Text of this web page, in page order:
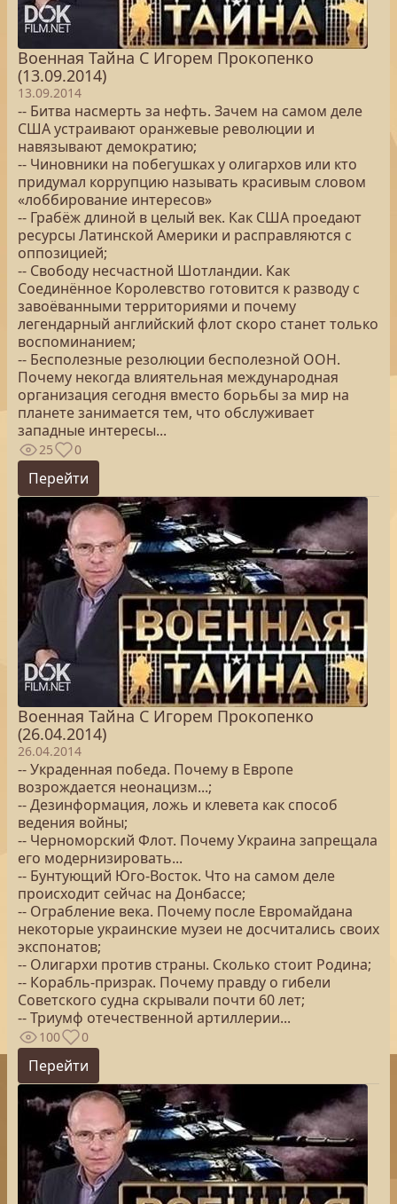
Военная Тайна С Игорем Прокопенко
(13.09.2014)
13.09.2014
-- Битва насмерть за нефть. Зачем на самом деле
США устраивают оранжевые революции и
навязывают демократию;
-- Чиновники на побегушках у олигархов или кто
придумал коррупцию называть красивым словом
«лоббирование интересов»
-- Грабёж длиной в целый век. Как США проедают
ресурсы Латинской Америки и расправляются с
оппозицией;
-- Свободу несчастной Шотландии. Как
Соединённое Королевство готовится к разводу с
завоёванными территориями и почему
легендарный английский флот скоро станет только
воспоминанием;
-- Бесполезные резолюции бесполезной ООН.
Почему некогда влиятельная международная
организация сегодня вместо борьбы за мир на
планете занимается тем, что обслуживает
западные интересы...
25 0
Перейти
Военная Тайна С Игорем Прокопенко
(26.04.2014)
26.04.2014
-- Украденная победа. Почему в Европе
возрождается неонацизм...;
-- Дезинформация, ложь и клевета как способ
ведения войны;
-- Черноморский Флот. Почему Украина запрещала
его модернизировать...
-- Бунтующий Юго-Восток. Что на самом деле
происходит сейчас на Донбассе;
-- Ограбление века. Почему после Евромайдана
некоторые украинские музеи не досчитались своих
экспонатов;
-- Олигархи против страны. Сколько стоит Родина;
-- Корабль-призрак. Почему правду о гибели
Советского судна скрывали почти 60 лет;
-- Триумф отечественной артиллерии...
100 0
Перейти